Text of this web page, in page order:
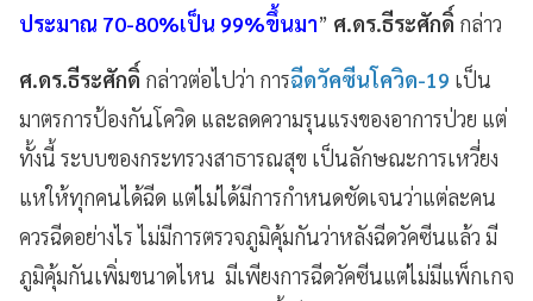
ประมาณ 70-80%เป็น 99%ขึ้นมา” ศ.ดร.ธีระศักดิ์ กล่าว
ศ.ดร.ธีระศักดิ์ กล่าวต่อไปว่า การฉีดวัคซีนโควิด-19 เป็น
มาตรการป้องกันโควิด และลดความรุนแรงของอาการป่วย แต่
ทั้งนี้ ระบบของกระทรวงสาธารณสุข เป็นลักษณะการเหวี่ยง
แหให้ทุกคนได้ฉีด แต่ไม่ได้มีการกำหนดชัดเจนว่าแต่ละคน
ควรฉีดอย่างไร ไม่มีการตรวจภูมิคุ้มกันว่าหลังฉีดวัคซีนแล้ว มี
ภูมิคุ้มกันเพิ่มขนาดไหน มีเพียงการฉีดวัคซีนแต่ไม่มีแพ็กเกจ